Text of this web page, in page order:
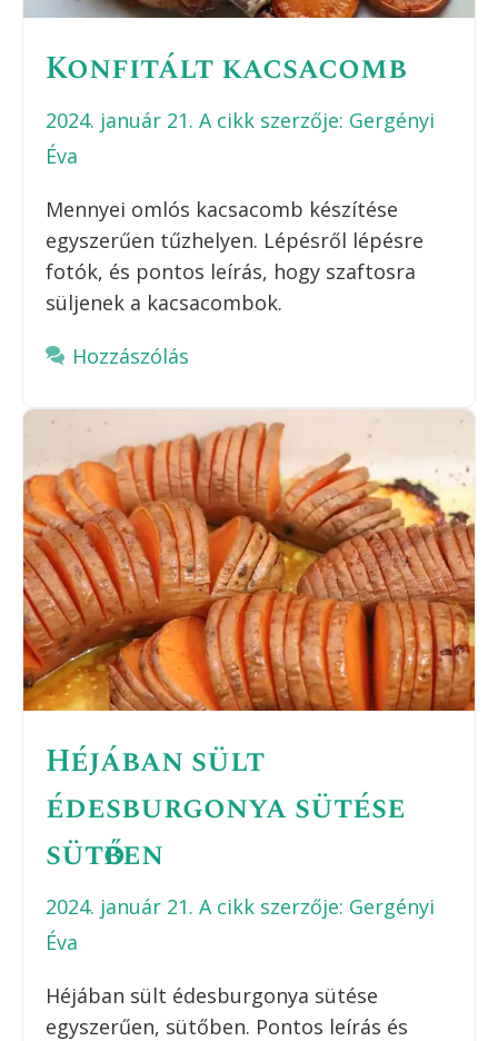
Konfitált kacsacomb
2024. január 21. A cikk szerzője: Gergényi
Éva
Mennyei omlós kacsacomb készítése
egyszerűen tűzhelyen. Lépésről lépésre
fotók, és pontos leírás, hogy szaftosra
süljenek a kacsacombok.
Hozzászólás
Héjában sült
édesburgonya sütése
sütőben
2024. január 21. A cikk szerzője: Gergényi
Éva
Héjában sült édesburgonya sütése
egyszerűen, sütőben. Pontos leírás és